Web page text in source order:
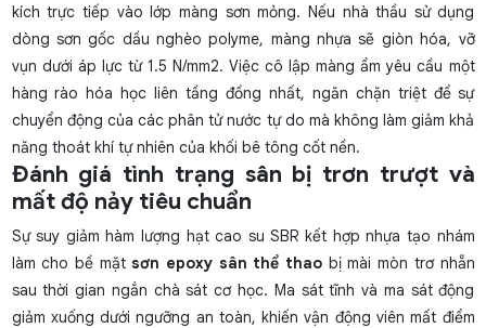
kích trực tiếp vào lớp màng sơn mỏng. Nếu nhà thầu sử dụng
dòng sơn gốc dầu nghèo polyme, màng nhựa sẽ giòn hóa, vỡ
vụn dưới áp lực từ 1.5 N/mm2. Việc cô lập màng ẩm yêu cầu một
hàng rào hóa học liên tầng đồng nhất, ngăn chặn triệt để sự
chuyển động của các phân tử nước tự do mà không làm giảm khả
năng thoát khí tự nhiên của khối bê tông cốt nền.
Đánh giá tình trạng sân bị trơn trượt và
mất độ nảy tiêu chuẩn
Sự suy giảm hàm lượng hạt cao su SBR kết hợp nhựa tạo nhám
làm cho bề mặt sơn epoxy sân thể thao bị mài mòn trơ nhẵn
sau thời gian ngắn chà sát cơ học. Ma sát tĩnh và ma sát động
giảm xuống dưới ngưỡng an toàn, khiến vận động viên mất điểm